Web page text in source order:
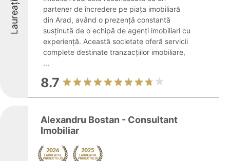
Laureați
partener de încredere pe piața imobiliară
din Arad, având o prezență constantă
susținută de o echipă de agenți imobiliari cu
experiență. Această societate oferă servicii
complete destinate tranzacțiilor imobiliare,
...
8.7
Alexandru Bostan - Consultant
Imobiliar